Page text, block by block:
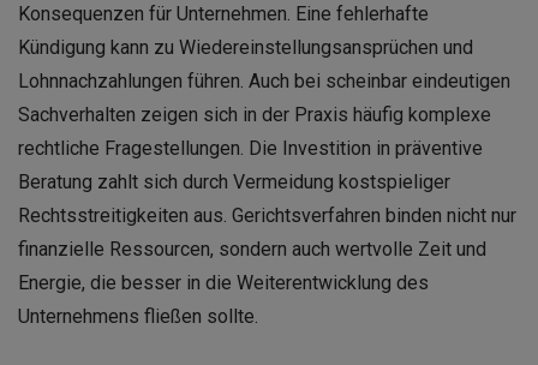
Konsequenzen für Unternehmen. Eine fehlerhafte
Kündigung kann zu Wiedereinstellungsansprüchen und
Lohnnachzahlungen führen. Auch bei scheinbar eindeutigen
Sachverhalten zeigen sich in der Praxis häufig komplexe
rechtliche Fragestellungen. Die Investition in präventive
Beratung zahlt sich durch Vermeidung kostspieliger
Rechtsstreitigkeiten aus. Gerichtsverfahren binden nicht nur
finanzielle Ressourcen, sondern auch wertvolle Zeit und
Energie, die besser in die Weiterentwicklung des
Unternehmens fließen sollte.